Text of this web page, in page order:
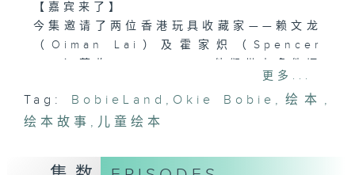
【嘉宾来了】
今集邀请了两位香港玩具收藏家——赖文龙
（Oiman Lai）及霍家炽（Spencer
时代的经典玩具，包括铁皮玩具、木制玩具
及其他现已罕见的珍藏品，当中你又看见过
没有？。两位嘉宾将与小朋友分享每件玩具
受童年纯粹的快乐与回忆。
更多...
Tag: BobieLand , Okie Bobie , 绘本 ,
绘本故事 , 儿童绘本